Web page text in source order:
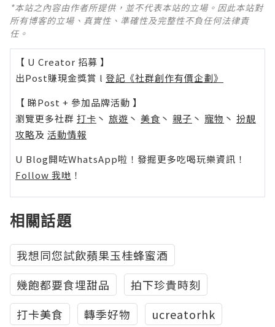
*本站之內容由作者所提供，並不代表本站的立場。因此本站對
所有博客的立場、真實性、準確性及完整性不負任何法律責
任。
【 U Creator 招募 】
出Post賺現金獎賞 l 登記《社群創作有價企劃》
【 睇Post + 參加品牌活動 】
瀏覽更多社群 打卡 丶 旅遊 丶 美食 丶 親子 丶 寵物 丶 扮靚
攻略及 活動情報
U Blog開咗WhatsApp啦！發掘更多吃喝玩樂資訊！
Follow 我哋 ！
相關話題
我想同您試飲蘋果玉桂蜂蜜酒
幾飽都要食埋甜品
拍下珍貴時刻
打卡美食
轉季好物
ucreatorhk